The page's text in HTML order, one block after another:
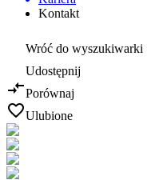
Kontakt
Wróć do wyszukiwarki
Udostępnij
Porównaj
Ulubione